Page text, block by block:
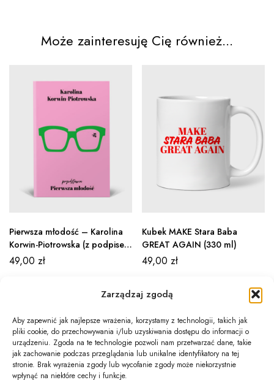
Zarządzaj zgodą
Aby zapewnić jak najlepsze wrażenia, korzystamy z technologii, takich jak
pliki cookie, do przechowywania i/lub uzyskiwania dostępu do informacji o
urządzeniu. Zgoda na te technologie pozwoli nam przetwarzać dane, takie
jak zachowanie podczas przeglądania lub unikalne identyfikatory na tej
stronie. Brak wyrażenia zgody lub wycofanie zgody może niekorzystnie
wpłynąć na niektóre cechy i funkcje.
Może zainteresuję Cię również...
Pierwsza młodość – Karolina
Korwin-Piotrowska (z podpisem
Autorki)
49,00 zł
Kubek MAKE Stara Baba
GREAT AGAIN (330 ml)
49,00 zł
Newsletter
Informacje